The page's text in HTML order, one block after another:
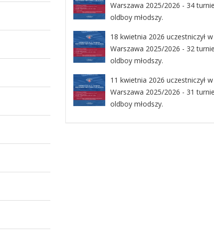
Warszawa 2025/2026 - 34
oldboy młodszy.
18 kwietnia 2026 uczestniczył
Warszawa 2025/2026 - 32
oldboy młodszy.
11 kwietnia 2026 uczestniczył
Warszawa 2025/2026 - 31
oldboy młodszy.